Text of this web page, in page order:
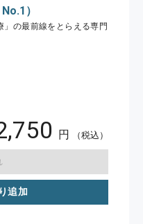
）
の最前線をとらえる専門
円 （税込）
追加